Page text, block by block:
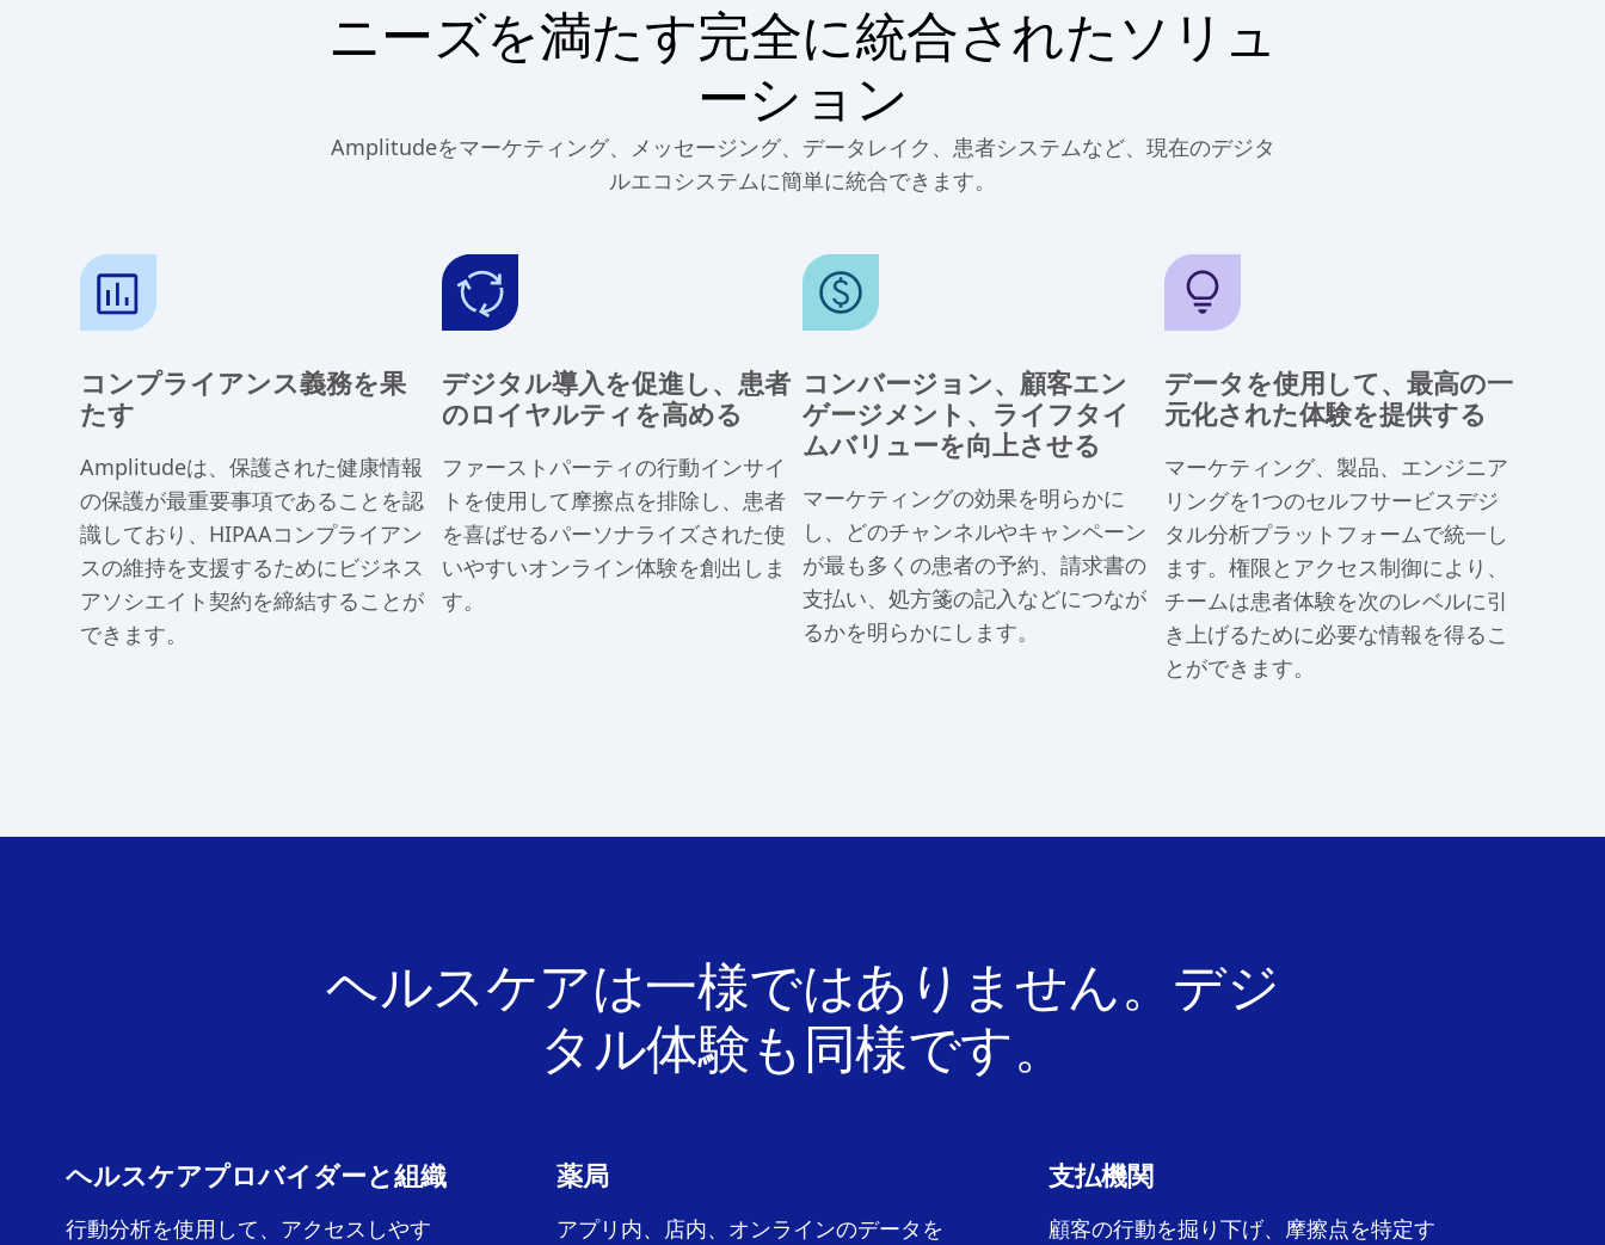
ニーズを満たす完全に統合されたソリュ
ーション
Amplitudeをマーケティング、メッセージング、データレイク、患者システムなど、現在のデジタ
ルエコシステムに簡単に統合できます。
コンプライアンス義務を果
たす
Amplitudeは、保護された健康情報
の保護が最重要事項であることを認
識しており、HIPAAコンプライアン
スの維持を支援するためにビジネス
アソシエイト契約を締結することが
できます。
デジタル導入を促進し、患者
のロイヤルティを高める
ファーストパーティの行動インサイ
トを使用して摩擦点を排除し、患者
を喜ばせるパーソナライズされた使
いやすいオンライン体験を創出しま
す。
コンバージョン、顧客エン
ゲージメント、ライフタイ
ムバリューを向上させる
マーケティングの効果を明らかに
し、どのチャンネルやキャンペーン
が最も多くの患者の予約、請求書の
支払い、処方箋の記入などにつなが
るかを明らかにします。
データを使用して、最高の一
元化された体験を提供する
マーケティング、製品、エンジニア
リングを1つのセルフサービスデジ
タル分析プラットフォームで統一し
ます。権限とアクセス制御により、
チームは患者体験を次のレベルに引
き上げるために必要な情報を得るこ
とができます。
ヘルスケアは一様ではありません。デジ
タル体験も同様です。
ヘルスケアプロバイダーと組織
行動分析を使用して、アクセスしやす
薬局
アプリ内、店内、オンラインのデータを
支払機関
顧客の行動を掘り下げ、摩擦点を特定す